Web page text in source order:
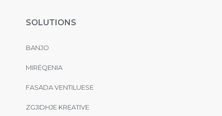
SOLUTIONS
BANJO
MIRËQENIA
FASADA VENTILUESE
ZGJIDHJE KREATIVE